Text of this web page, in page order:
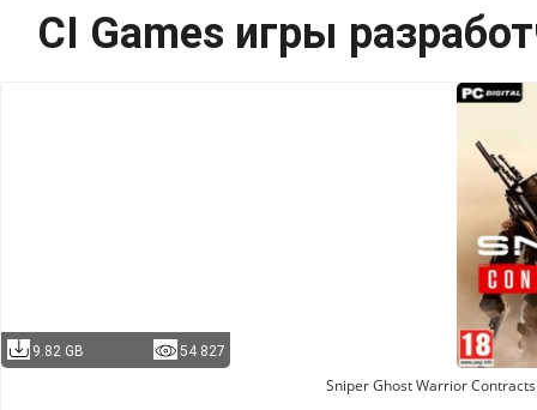
CI Games игры
9.82 GB 54 827
Sniper Ghost Warrior